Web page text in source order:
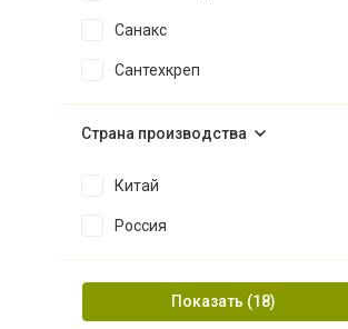
Санакс
Сантехкреп
Страна производства
Китай
Россия
Показать